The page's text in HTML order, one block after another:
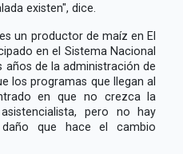
existen", dice.
un productor de maíz en El
en el Sistema Nacional
de la administración de
los programas que llegan al
en que no crezca la
pero no hay
que hace el cambio